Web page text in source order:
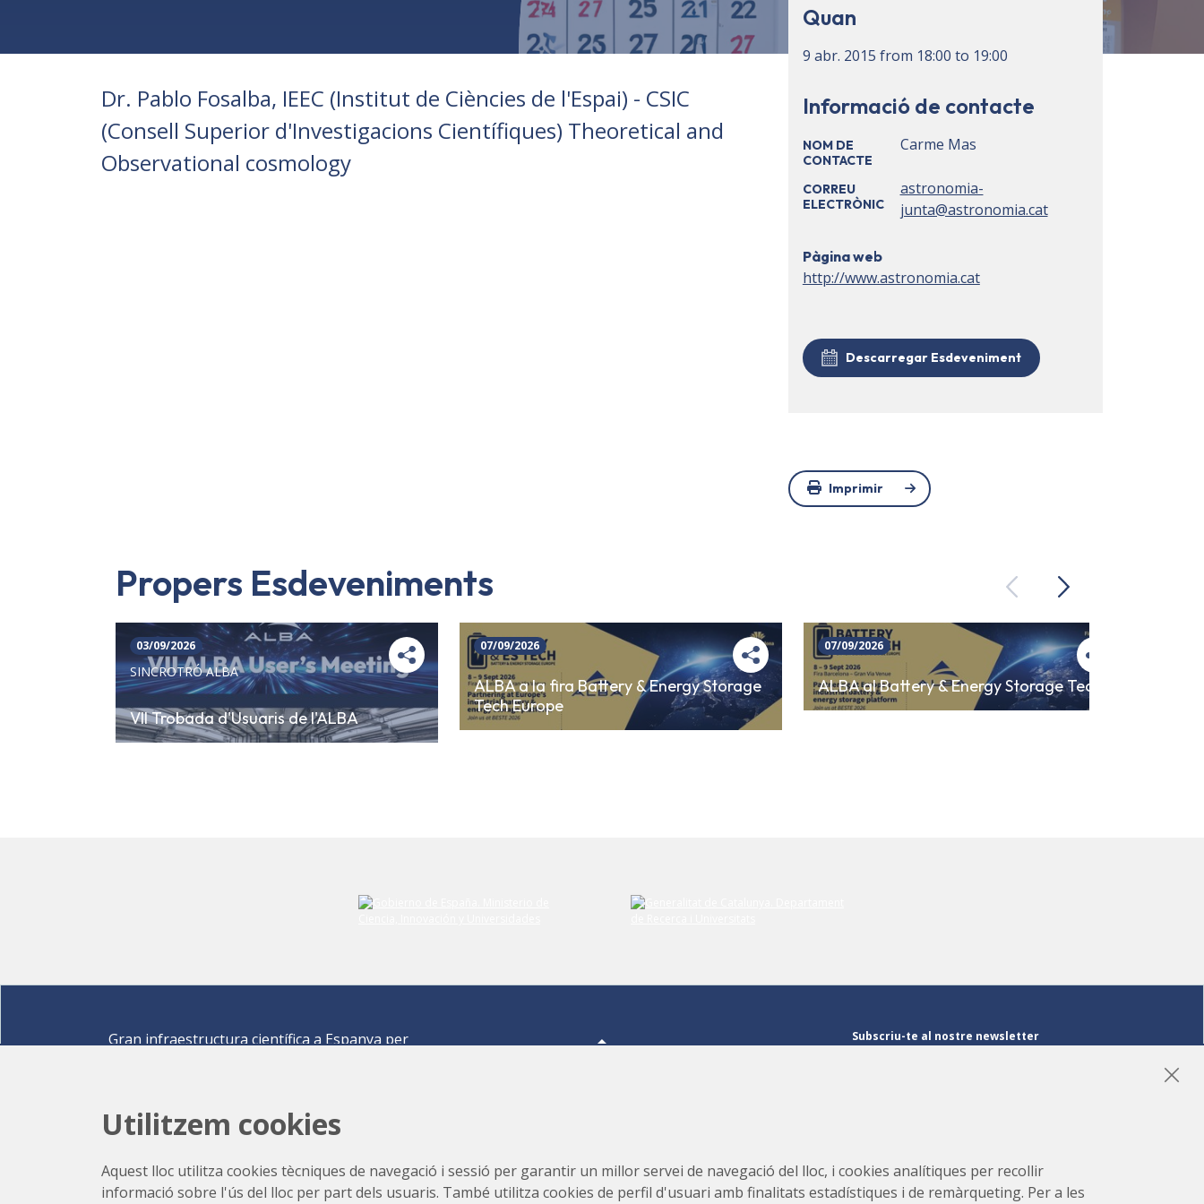
Dr. Pablo Fosalba, IEEC (Institut de Ciències de l'Espai) - CSIC
(Consell Superior d'Investigacions Científiques) Theoretical and
Observational cosmology
Quan
9 abr. 2015 from 18:00 to 19:00
Informació de contacte
NOM DE
CONTACTE
Carme Mas
CORREU
ELECTRÒNIC
astronomia-
junta@astronomia.cat
Pàgina web
http://www.astronomia.cat
Descarregar Esdeveniment
Imprimir
Propers Esdeveniments PreviousNext
03/09/2026
SINCROTRÓ ALBA
VII Trobada d'Usuaris de l'ALBA
07/09/2026
ALBA a la fira Battery & Energy Storage
Tech Europe
07/09/2026
ALBA al Battery & Energy Storage Tech
Laboratori de Llum Sincrotró (CELLS)
Gran infraestructura científica a Espanya per
Carrer de la Llum 2-26 08290 Cerdanyola del Vallès,
Com arribar
Subscriu-te al nostre newsletter
Utilitzem cookies
Aquest lloc utilitza cookies tècniques de navegació i sessió per garantir un millor servei de navegació del lloc, i cookies analítiques per recollir
informació sobre l'ús del lloc per part dels usuaris. També utilitza cookies de perfil d'usuari amb finalitats estadístiques i de remàrqueting. Per a les